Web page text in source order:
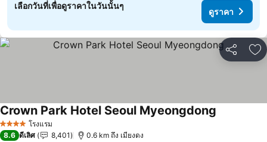
เลือกวันที่เพื่อดูราคาในวันนั้นๆ
ดูราคา
แชร์ เ
4 ดาว โรงแรม
Crown Park Hotel Seoul Myeongdong
8.6 ดีเลิศ 8,401 0.6 km ถึง เมียงดง